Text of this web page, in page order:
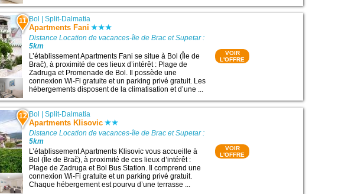
11 Bol |Split-Dalmatia
Apartments Fani
Distance Location de vacances-île de Brac et Supetar :
5km
L’établissement Apartments Fani se situe à Bol (Île de
Brač), à proximité de ces lieux d’intérêt : Plage de
Zadruga et Promenade de Bol. Il possède une
connexion Wi-Fi gratuite et un parking privé gratuit. Les
hébergements disposent de la climatisation et d’une ...
VOIR
L'OFFRE
12 Bol |Split-Dalmatia
Apartments Klisovic
Distance Location de vacances-île de Brac et Supetar :
5km
L’établissement Apartments Klisovic vous accueille à
Bol (Île de Brač), à proximité de ces lieux d’intérêt :
Plage de Zadruga et Bol Bus Station. Il comprend une
connexion Wi-Fi gratuite et un parking privé gratuit.
Chaque hébergement est pourvu d’une terrasse ...
VOIR
L'OFFRE